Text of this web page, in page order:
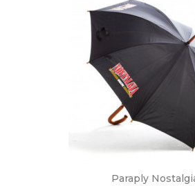
Paraply